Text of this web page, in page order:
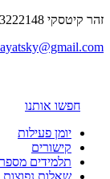
זהר קיטסקי 054-3222148
חפשו אותנו
יומן פעילות
קישורים
תלמידים